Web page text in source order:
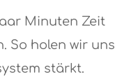
Minuten Zeit
So holen wir uns
stärkt.